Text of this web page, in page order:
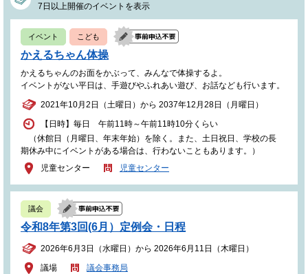
7日以上開催のイベントを表示
イベント こども
かえるちゃん体操
かえるちゃんのお面をかぶって、みんなで体操するよ。
イベントがない平日は、手遊びやふれあい遊び、お話なども行います。
2021年10月2日（土曜日）から 2037年12月28日（月曜日）
【日時】毎日 午前11時～午前11時10分くらい
（休館日（月曜日、年末年始）を除く。また、土日祝日、学校の長
期休み中にイベントがある場合は、行わないこともあります。）
児童センター
児童センター
議会
令和8年第3回(6月）定例会・日程
2026年6月3日（水曜日）から 2026年6月11日（木曜日）
議場
議会事務局